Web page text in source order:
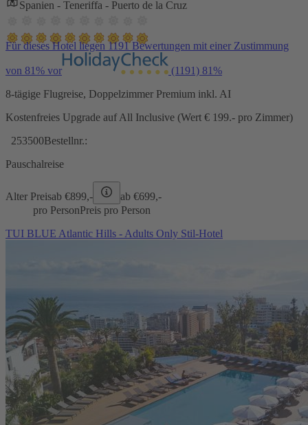
Spanien - Teneriffa - Puerto de la Cruz
Für dieses Hotel liegen 1191 Bewertungen mit einer Zustimmung
von 81% vor (1191) 81%
8-tägige Flugreise, Doppelzimmer Premium inkl. AI
Kostenfreies Upgrade auf All Inclusive (Wert € 199.- pro Zimmer)
253500Bestellnr.:
Pauschalreise
Alter Preisab €899,- ab €699,-
pro PersonPreis pro Person
TUI BLUE Atlantic Hills - Adults Only Stil-Hotel